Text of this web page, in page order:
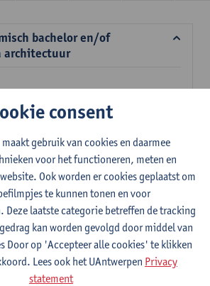
bachelor en/of
architectuur
en ergonomie
SEM
Somers Ann Coen
Stefan Dherdt
SEM
Annemans Gustaaf Cornelis
consent
gebruik van cookies en daarmee
voor het functioneren, meten en
Ook worden er cookies geplaatst om
te kunnen tonen en voor
Deze laatste categorie betreffen de tracking
kan worden gevolgd door middel van
Door op 'Accepteer alle cookies' te klikken
Lees ook het UAntwerpen Privacy
statement